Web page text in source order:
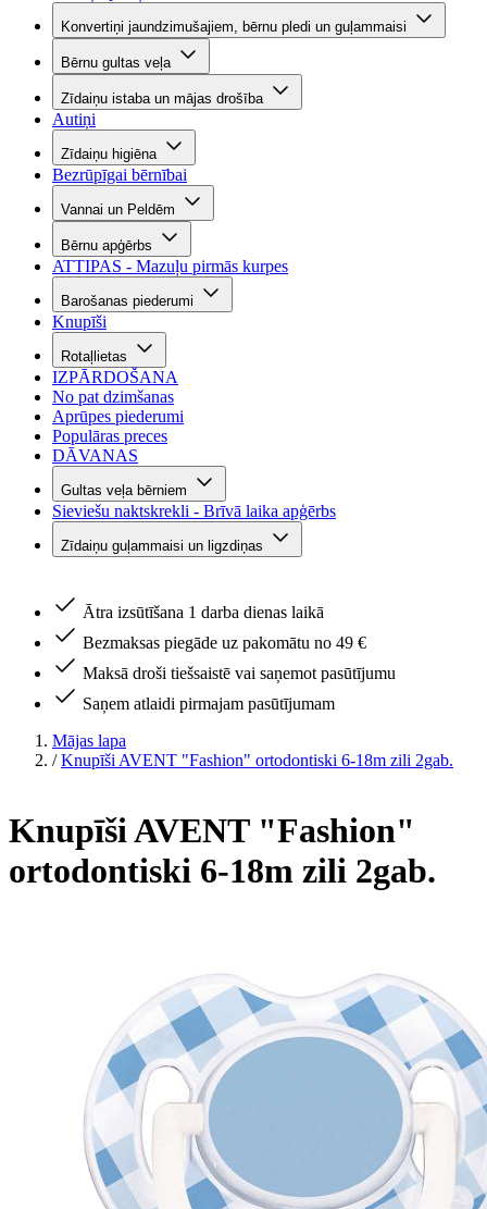
Konvertiņi jaundzimušajiem, bērnu pledi un guļammaisi
Bērnu gultas veļa
Zīdaiņu istaba un mājas drošība
Autiņi
Zīdaiņu higiēna
Bezrūpīgai bērnībai
Vannai un Peldēm
Bērnu apģērbs
ATTIPAS - Mazuļu pirmās kurpes
Barošanas piederumi
Knupīši
Rotaļlietas
IZPĀRDOŠANA
No pat dzimšanas
Aprūpes piederumi
Populāras preces
DĀVANAS
Gultas veļa bērniem
Sieviešu naktskrekli - Brīvā laika apģērbs
Zīdaiņu guļammaisi un ligzdiņas
Ātra izsūtīšana 1 darba dienas laikā
Bezmaksas piegāde uz pakomātu no 49 €
Maksā droši tiešsaistē vai saņemot pasūtījumu
Saņem atlaidi pirmajam pasūtījumam
Mājas lapa
/ Knupīši AVENT "Fashion" ortodontiski 6-18m zili 2gab.
Knupīši AVENT "Fashion"
ortodontiski 6-18m zili 2gab.